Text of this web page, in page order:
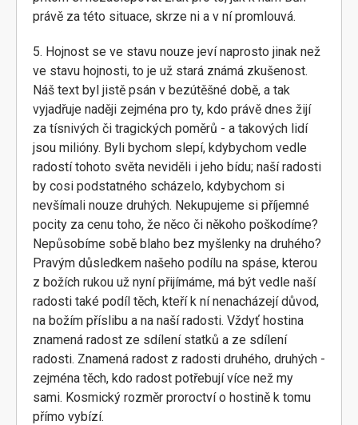
právě za této situace, skrze ni a v ní promlouvá.
5. Hojnost se ve stavu nouze jeví naprosto jinak než
ve stavu hojnosti, to je už stará známá zkušenost.
Náš text byl jistě psán v bezútěšné době, a tak
vyjadřuje naději zejména pro ty, kdo právě dnes žijí
za tísnivých či tragických poměrů - a takových lidí
jsou milióny. Byli bychom slepí, kdybychom vedle
radostí tohoto světa neviděli i jeho bídu; naší radosti
by cosi podstatného scházelo, kdybychom si
nevšímali nouze druhých. Nekupujeme si příjemné
pocity za cenu toho, že něco či někoho poškodíme?
Nepůsobíme sobě blaho bez myšlenky na druhého?
Pravým důsledkem našeho podílu na spáse, kterou
z božích rukou už nyní přijímáme, má být vedle naší
radosti také podíl těch, kteří k ní nenacházejí důvod,
na božím příslibu a na naší radosti. Vždyť hostina
znamená radost ze sdílení statků a ze sdílení
radosti. Znamená radost z radosti druhého, druhých -
zejména těch, kdo radost potřebují více než my
sami. Kosmický rozměr proroctví o hostině k tomu
přímo vybízí.